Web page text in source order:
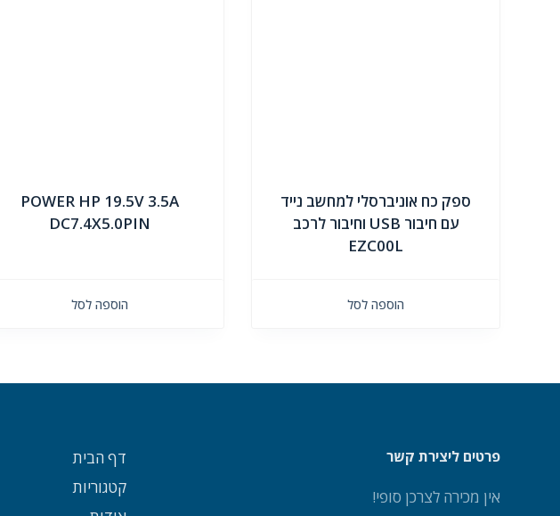
ספק כח אוניברסלי למחשב נייד
עם חיבור USB וחיבור לרכב
EZC00L
הוספה לסל
POWER HP 19.5V 3.5A
DC7.4X5.0PIN
הוספה לסל
פרטים ליצירת קשר
אין מכירה לצרכן סופי!
דף הבית
קטגוריות